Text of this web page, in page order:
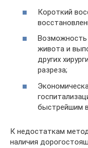
Короткий
Возможность
живота и
других
разреза;
быстрейшим
К недостаткам
наличия